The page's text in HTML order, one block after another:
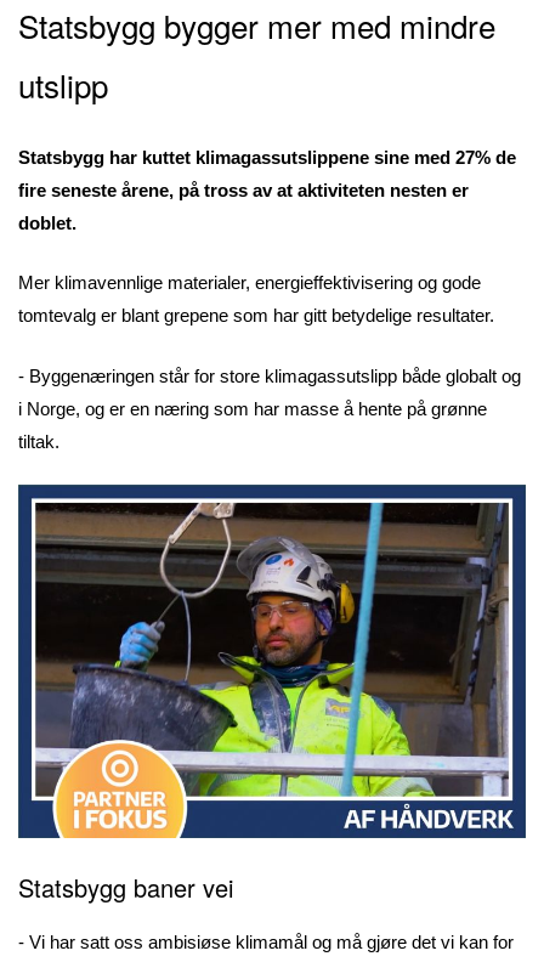
Statsbygg bygger mer med mindre
utslipp
Statsbygg har kuttet klimagassutslippene sine med 27% de
fire seneste årene, på tross av at aktiviteten nesten er
doblet.
Mer klimavennlige materialer, energieffektivisering og gode
tomtevalg er blant grepene som har gitt betydelige resultater.
- Byggenæringen står for store klimagassutslipp både globalt og
i Norge, og er en næring som har masse å hente på grønne
tiltak.
Statsbygg baner vei
- Vi har satt oss ambisiøse klimamål og må gjøre det vi kan for